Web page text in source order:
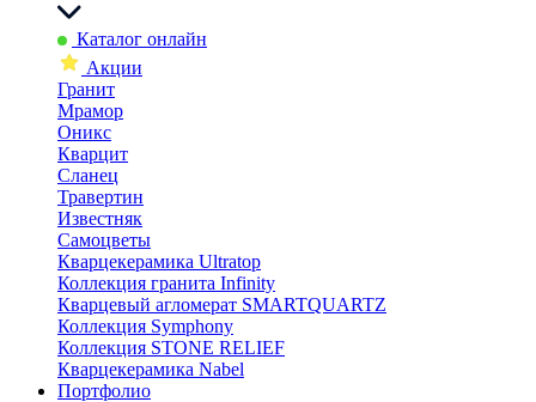
Каталог онлайн
Акции
Гранит
Мрамор
Оникс
Кварцит
Сланец
Травертин
Известняк
Самоцветы
Кварцекерамика Ultratop
Коллекция гранита Infinity
Кварцевый агломерат SMARTQUARTZ
Коллекция Symphony
Коллекция STONE RELIEF
Кварцекерамика Nabel
Портфолио